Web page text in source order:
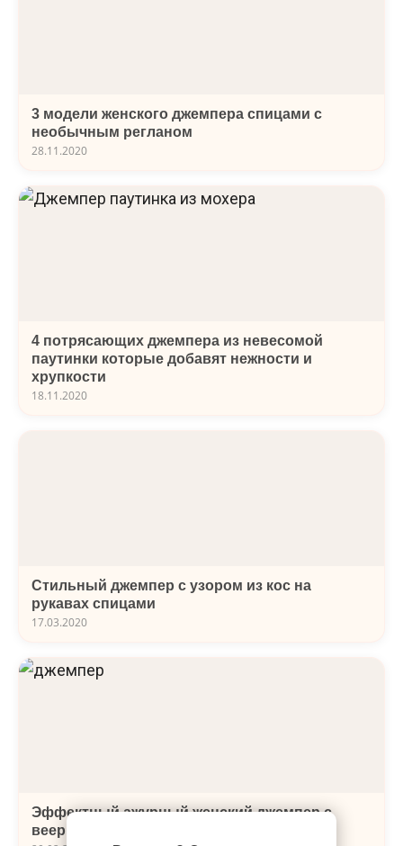
3 модели женского джемпера спицами с
необычным регланом
28.11.2020
4 потрясающих джемпера из невесомой
паутинки которые добавят нежности и
хрупкости
18.11.2020
Стильный джемпер с узором из кос на
рукавах спицами
17.03.2020
Эффектный ажурный женский джемпер с
веерным узором